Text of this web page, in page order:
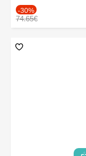
-30%
74.65€